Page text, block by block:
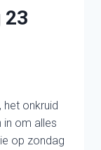
23
het onkruid
in om alles
op zondag